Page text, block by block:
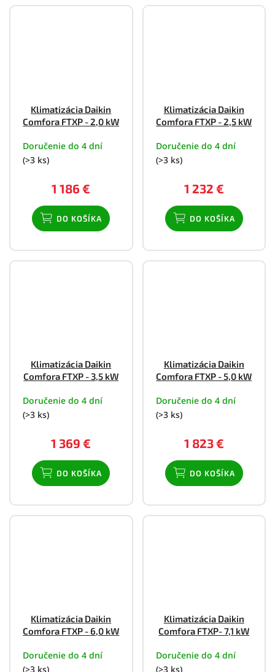
Klimatizácia Daikin
Comfora FTXP - 2,0 kW
Doručenie do 4 dní
(>3 ks)
1 186 €
DO KOŠÍKA
Klimatizácia Daikin
Comfora FTXP - 2,5 kW
Doručenie do 4 dní
(>3 ks)
1 232 €
DO KOŠÍKA
Klimatizácia Daikin
Comfora FTXP - 3,5 kW
Doručenie do 4 dní
(>3 ks)
1 369 €
DO KOŠÍKA
Klimatizácia Daikin
Comfora FTXP - 5,0 kW
Doručenie do 4 dní
(>3 ks)
1 823 €
DO KOŠÍKA
Klimatizácia Daikin
Comfora FTXP - 6,0 kW
Doručenie do 4 dní
(>3 ks)
Klimatizácia Daikin
Comfora FTXP- 7,1 kW
Doručenie do 4 dní
(>3 ks)